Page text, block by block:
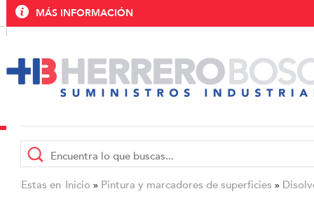
MÁS INFORMACIÓN
Estas en Inicio » Pintura y marcadores de superficies »